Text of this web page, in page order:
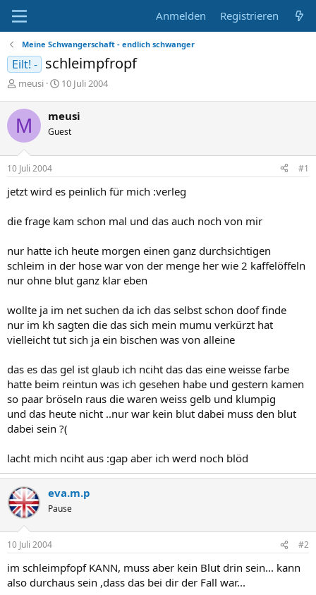
Anmelden Registrieren
Meine Schwangerschaft - endlich schwanger
Eilt! - schleimpfropf
E
s
t
e
l
l
e
meusi
E
t
e
l
m
10 Juli 2004
M meusi
Guest
10 Juli 2004 #1
jetzt wird es peinlich für mich :verleg
die frage kam schon mal und das auch noch von mir
nur hatte ich heute morgen einen ganz durchsichtigen
schleim in der hose war von der menge her wie 2 kaffelöffeln
nur ohne blut ganz klar eben
wollte ja im net suchen da ich das selbst schon doof finde
nur im kh sagten die das sich mein mumu verkürzt hat
vielleicht tut sich ja ein bischen was von alleine
das es das gel ist glaub ich nciht das das eine weisse farbe
hatte beim reintun was ich gesehen habe und gestern kamen
so paar bröseln raus die waren weiss gelb und klumpig
und das heute nicht ..nur war kein blut dabei muss den blut
dabei sein ?(
lacht mich nciht aus :gap aber ich werd noch blöd
eva.m.p
Pause
10 Juli 2004 #2
im schleimpfopf KANN, muss aber kein Blut drin sein... kann
also durchaus sein ,dass das bei dir der Fall war...